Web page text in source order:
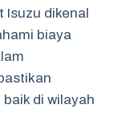
Isuzu dikenal
biaya
di wilayah